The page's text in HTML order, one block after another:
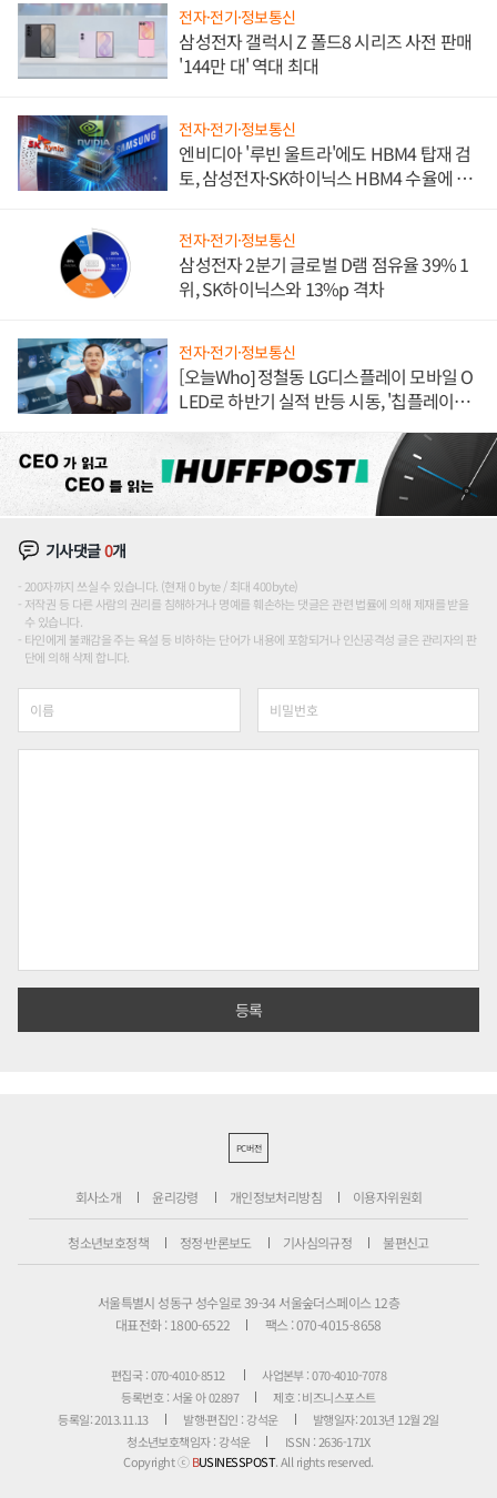
전자·전기·정보통신
삼성전자 갤럭시 Z 폴드8 시리즈 사전 판매
'144만 대' 역대 최대
전자·전기·정보통신
엔비디아 '루빈 울트라'에도 HBM4 탑재 검
토, 삼성전자·SK하이닉스 HBM4 수율에 주
전자·전기·정보통신
삼성전자 2분기 글로벌 D램 점유율 39% 1
위, SK하이닉스와 13%p 격차
전자·전기·정보통신
[오늘Who] 정철동 LG디스플레이 모바일 O
LED로 하반기 실적 반등 시동, '칩플레이
기사댓글0개
200자까지 쓰실 수 있습니다. (현재 0 byte / 최대 400byte)
저작권 등 다른 사람의 권리를 침해하거나 명예를 훼손하는 댓글은 관련 법률에 의해 제재를 받을
수 있습니다.
타인에게 불쾌감을 주는 욕설 등 비하하는 단어가 내용에 포함되거나 인신공격성 글은 관리자의 판
단에 의해 삭제 합니다.
PC버전
회사소개 윤리강령 개인정보처리방침 이용자위원회
청소년보호정책 정정·반론보도 기사심의규정 불편신고
서울특별시 성동구 성수일로 39-34 서울숲더스페이스 12층
대표전화 : 1800-6522
팩스 : 070-4015-8658
편집국 : 070-4010-8512
사업본부 : 070-4010-7078
등록번호 : 서울 아 02897
제호 : 비즈니스포스트
등록일: 2013.11.13
발행·편집인 : 강석운
발행일자: 2013년 12월 2일
청소년보호책임자 : 강석운
ISSN : 2636-171X
Copyright ⓒBUSINESSPOST. All rights reserved.